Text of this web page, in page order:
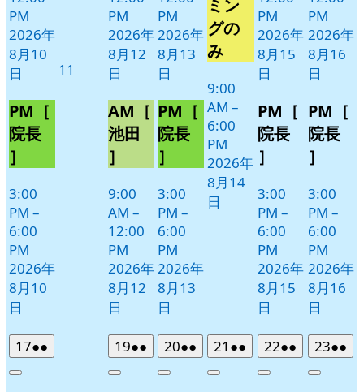
PM
2026年
8月10
日
PM［
院長
］
3:00
PM –
6:00
PM
2026年
8月10
日
11
PM
2026年
8月12
日
AM［
池田
］
9:00
AM –
12:00
PM
2026年
8月12
日
PM
2026年
8月13
日
PM［
院長
］
3:00
PM –
6:00
PM
2026年
8月13
日
日ン
ト)
ミン
グの
み
9:00
AM –
6:00
PM
2026年
8月14
日
PM
2026年
8月15
日
PM［
院長
］
3:00
PM –
6:00
PM
2026年
8月15
日
PM
2026年
8月16
日
PM［
院長
］
3:00
PM –
6:00
PM
2026年
8月16
日
172026
年
●●
件
Close
192026
年
●●
件
Close
202026
年
●●
件
Close
21 2026
年
●●
件
Close
222026
年
●●
件
Close
232026
年
●●
件
Close